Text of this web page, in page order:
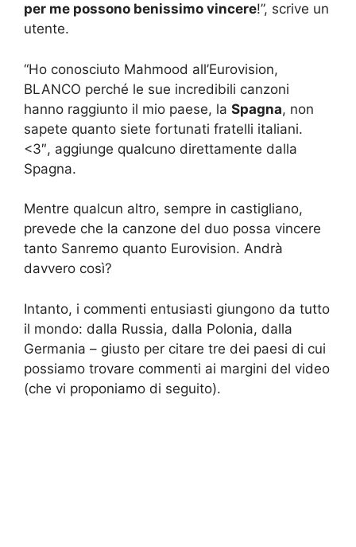
per me possono benissimo vincere!”, scrive un
utente.
“Ho conosciuto Mahmood all’Eurovision,
BLANCO perché le sue incredibili canzoni
hanno raggiunto il mio paese, la Spagna, non
sapete quanto siete fortunati fratelli italiani.
<3″, aggiunge qualcuno direttamente dalla
Spagna.
Mentre qualcun altro, sempre in castigliano,
prevede che la canzone del duo possa vincere
tanto Sanremo quanto Eurovision. Andrà
davvero così?
Intanto, i commenti entusiasti giungono da tutto
il mondo: dalla Russia, dalla Polonia, dalla
Germania – giusto per citare tre dei paesi di cui
possiamo trovare commenti ai margini del video
(che vi proponiamo di seguito).